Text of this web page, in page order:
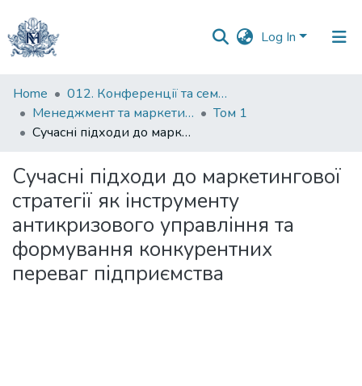
Log In
Communities
&
Collections
Statistics
Home
012. Конференції та семінари НаУКМА
Менеджмент та маркетинг як фактори розвитку бізнесу : матеріали III Міжнародної науково-практичної конференції 23-24 квітня 2025 р.
Том 1
Сучасні підходи до маркетингової стратегії як інструменту антикризового управління та формування конкурентних переваг підприємства
Сучасні підходи до маркетингової
стратегії як інструменту
антикризового управління та
формування конкурентних
переваг підприємства